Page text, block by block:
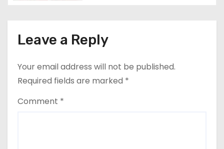
n
războiul din Ucraina va perturba
din nou exporturile prin Marea
Leave a Reply
Your email address will not be published.
Required fields are marked *
Comment *